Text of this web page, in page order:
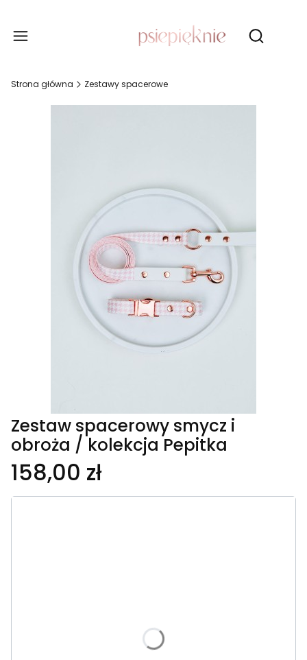
Otwórz
Strona główna Zestawy spacerowe
Zestaw spacerowy smycz i
obroża / kolekcja Pepitka
158,00 zł